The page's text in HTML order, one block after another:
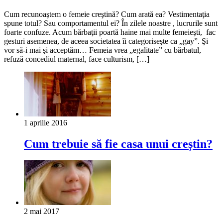
Cum recunoaştem o femeie creştină? Cum arată ea? Vestimentaţia
spune totul? Sau comportamentul ei? În zilele noastre , lucrurile sunt
foarte confuze. Acum bărbaţii poartă haine mai multe femeieşti, fac
gesturi asemenea, de aceea societatea îi categoriseşte ca „gay”. Şi
vor să-i mai şi acceptăm… Femeia vrea „egalitate” cu bărbatul,
refuză concediul maternal, face culturism, […]
1 aprilie 2016
Cum trebuie să fie casa unui creștin?
2 mai 2017